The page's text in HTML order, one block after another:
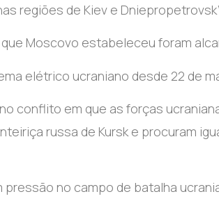
regiões de Kiev e
Moscovo estabeleceu foram
elétrico ucraniano desde 22 de
conflito em que as forças
russa de Kursk e procuram
no campo de batalha